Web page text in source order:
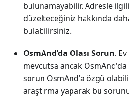
bulunamayabilir. Adresle
düzelteceğiniz hakkında
bulabilirsiniz.
OsmAnd'da Olası Sorun.
mevcutsa ancak
sorun OsmAnd'a özgü
araştırma yaparak bu